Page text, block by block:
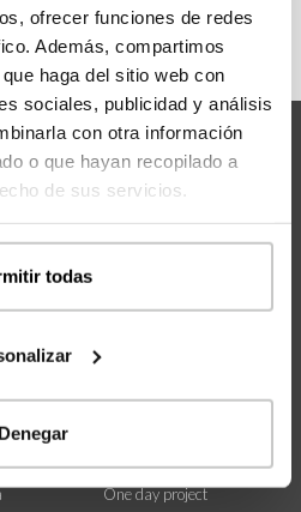
ofrecer funciones de redes
Además, compartimos
haga del sitio web con
sociales, publicidad y análisis
con otra información
o que hayan recopilado a
de sus servicios.
todas
DenegarCómo comprar una casa inHAUS
in&Enjoy
One day project